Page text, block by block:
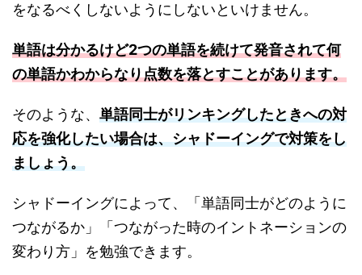
をなるべくしないようにしないといけません。
単語は分かるけど2つの単語を続けて発音されて何
の単語かわからなり点数を落とすことがあります。
そのような、 単語同士がリンキングしたときへの対
応を強化したい場合は、シャドーイングで対策をし
ましょう。
シャドーイングによって、「単語同士がどのように
つながるか」「つながった時のイントネーションの
変わり方」を勉強できます。